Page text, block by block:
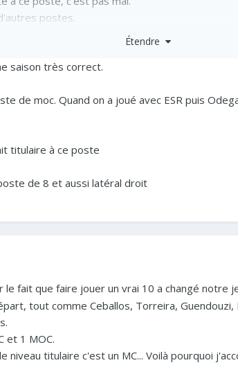
postes.
un con.
Étendre
saison très correct.
de moc. Quand on a joué avec ESR puis
titulaire à ce poste
de 8 et aussi latéral droit
le fait que faire jouer un vrai 10 a changé
tout comme Ceballos, Torreira, Guendouzi,
et 1 MOC.
niveau titulaire c'est un MC... Voilà pourquoi